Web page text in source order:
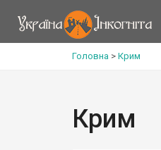
Головна > Крим
Крим